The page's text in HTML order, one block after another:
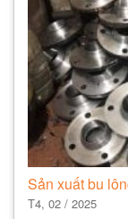
Sản xuất bu
T4, 02 / 2025